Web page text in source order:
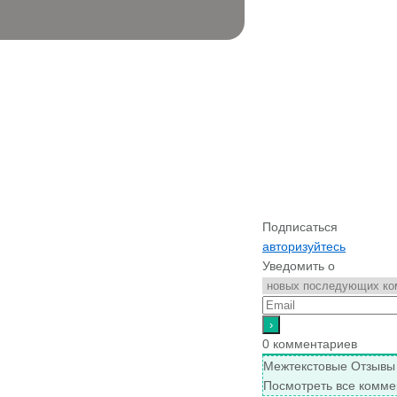
Подписаться
авторизуйтесь
Уведомить о
0 комментариев
Межтекстовые Отзывы
Посмотреть все